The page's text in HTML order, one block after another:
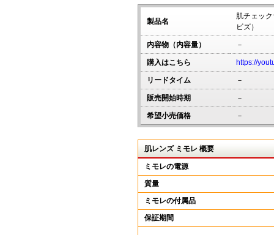
製品名
肌チェッ
ビズ）
内容物（内容量） －
購入はこちら https://
リードタイム －
販売開始時期 －
希望小売価格 －
肌レンズ ミモレ 概要
ミモレの電源
質量
ミモレの付属品
保証期間